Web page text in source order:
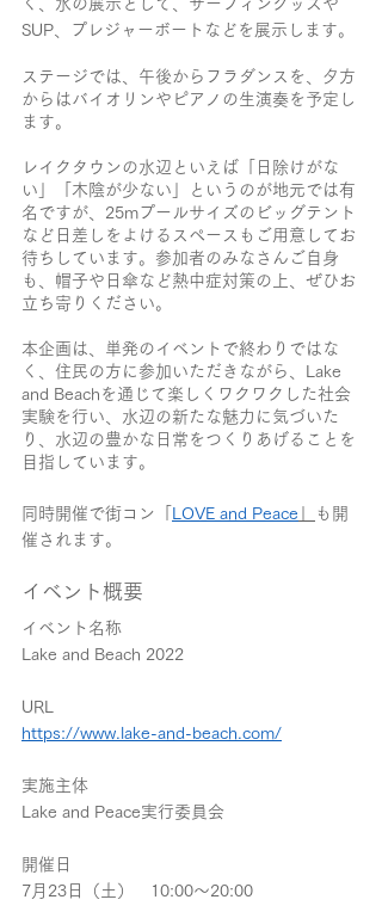
く、水の展示として、サーフィングッズや
SUP、プレジャーボートなどを展示します。
ステージでは、午後からフラダンスを、夕方
からはバイオリンやピアノの生演奏を予定し
ます。
レイクタウンの水辺といえば「日除けがな
い」「木陰が少ない」というのが地元では有
名ですが、25mプールサイズのビッグテント
など日差しをよけるスペースもご用意してお
待ちしています。参加者のみなさんご自身
も、帽子や日傘など熱中症対策の上、ぜひお
立ち寄りください。
本企画は、単発のイベントで終わりではな
く、住民の方に参加いただきながら、Lake
and Beachを通じて楽しくワクワクした社会
実験を行い、水辺の新たな魅力に気づいた
り、水辺の豊かな日常をつくりあげることを
目指しています。
同時開催で街コン「 LOVE and Peace
も開
催されます。
イベント概要
イベント名称
Lake and Beach 2022
URL
https://www.lake-and-beach.com/
実施主体
Lake and Peace実行委員会
開催日
7月23日（土）　10:00～20:00